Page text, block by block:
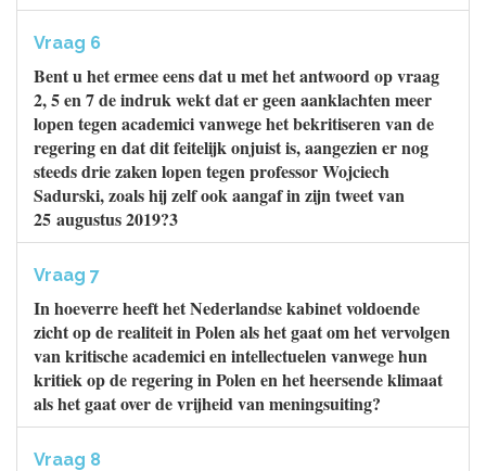
Vraag 6
Bent u het ermee eens dat u met het antwoord op vraag
2, 5 en 7 de indruk wekt dat er geen aanklachten meer
lopen tegen academici vanwege het bekritiseren van de
regering en dat dit feitelijk onjuist is, aangezien er nog
steeds drie zaken lopen tegen professor Wojciech
Sadurski, zoals hij zelf ook aangaf in zijn tweet van
25 augustus 2019?3
Vraag 7
In hoeverre heeft het Nederlandse kabinet voldoende
zicht op de realiteit in Polen als het gaat om het vervolgen
van kritische academici en intellectuelen vanwege hun
kritiek op de regering in Polen en het heersende klimaat
als het gaat over de vrijheid van meningsuiting?
Vraag 8